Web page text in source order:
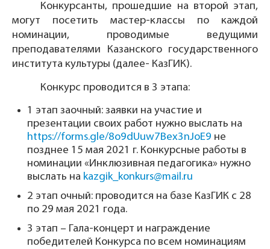
Конкурсанты, прошедшие на второй этап,
могут посетить мастер-классы по каждой
номинации, проводимые ведущими
преподавателями Казанского государственного
института культуры (далее- КазГИК).
Конкурс проводится в 3 этапа:
1 этап заочный: заявки на участие и
презентации своих работ нужно выслать на
https://forms.gle/8o9dUuw7Bex3nJoE9 не
позднее 15 мая 2021 г. Конкурсные работы в
номинации «Инклюзивная педагогика» нужно
выслать на kazgik_konkurs@mail.ru
2 этап очный: проводится на базе КазГИК с 28
по 29 мая 2021 года.
3 этап – Гала-концерт и награждение
победителей Конкурса по всем номинациям